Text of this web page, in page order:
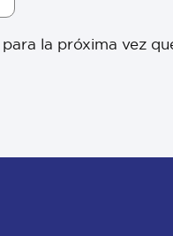
la próxima vez